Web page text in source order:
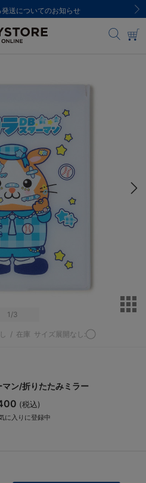
送についてのお知らせ
1 /3
/ 在庫 サイズ展開なし:◯
マン/折りたたみミラー
(税込)
に入りに登録中